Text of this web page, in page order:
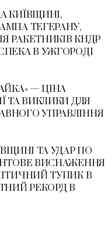
КИЇВЩИНІ,
ТЕГЕРАНУ,
РАКЕТНИКІВ КНДР
В УЖГОРОДІ
— ЦІНА
ТА ВИКЛИКИ ДЛЯ
УПРАВЛІННЯ
ТА УДАР ПО
ВИСНАЖЕННЯ
ТУПИК В
РЕКОРД В